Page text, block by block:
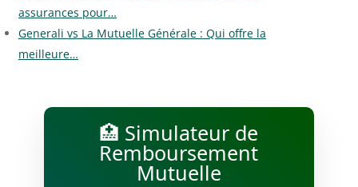
assurances pour…
Generali vs La Mutuelle Générale : Qui offre la
meilleure…
🏥 Simulateur de
Remboursement
Mutuelle